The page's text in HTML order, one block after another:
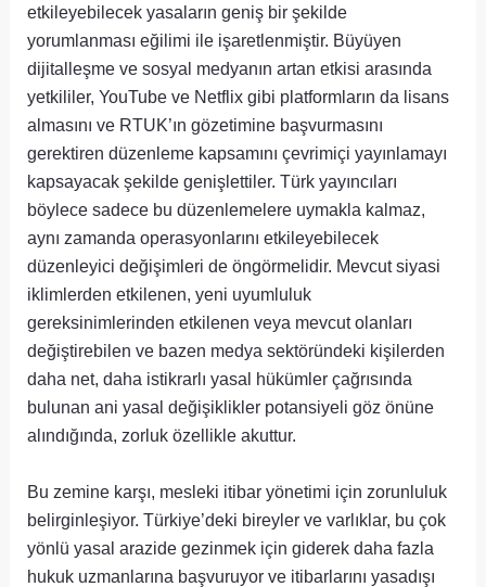
etkileyebilecek yasaların geniş bir şekilde
yorumlanması eğilimi ile işaretlenmiştir. Büyüyen
dijitalleşme ve sosyal medyanın artan etkisi arasında
yetkililer, YouTube ve Netflix gibi platformların da lisans
almasını ve RTUK’ın gözetimine başvurmasını
gerektiren düzenleme kapsamını çevrimiçi yayınlamayı
kapsayacak şekilde genişlettiler. Türk yayıncıları
böylece sadece bu düzenlemelere uymakla kalmaz,
aynı zamanda operasyonlarını etkileyebilecek
düzenleyici değişimleri de öngörmelidir. Mevcut siyasi
iklimlerden etkilenen, yeni uyumluluk
gereksinimlerinden etkilenen veya mevcut olanları
değiştirebilen ve bazen medya sektöründeki kişilerden
daha net, daha istikrarlı yasal hükümler çağrısında
bulunan ani yasal değişiklikler potansiyeli göz önüne
alındığında, zorluk özellikle akuttur.
Bu zemine karşı, mesleki itibar yönetimi için zorunluluk
belirginleşiyor. Türkiye’deki bireyler ve varlıklar, bu çok
yönlü yasal arazide gezinmek için giderek daha fazla
hukuk uzmanlarına başvuruyor ve itibarlarını yasadışı